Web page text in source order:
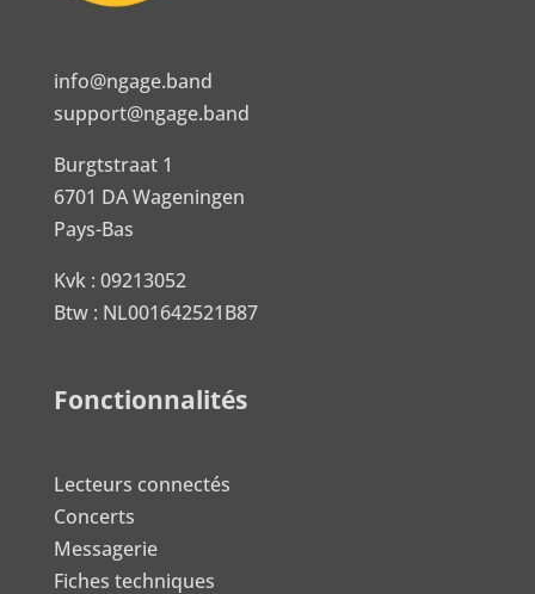
info@ngage.band
support@ngage.band
Burgtstraat 1
6701 DA Wageningen
Pays-Bas
Kvk : 09213052
Btw : NL001642521B87
Fonctionnalités
Lecteurs connectés
Concerts
Messagerie
Fiches techniques